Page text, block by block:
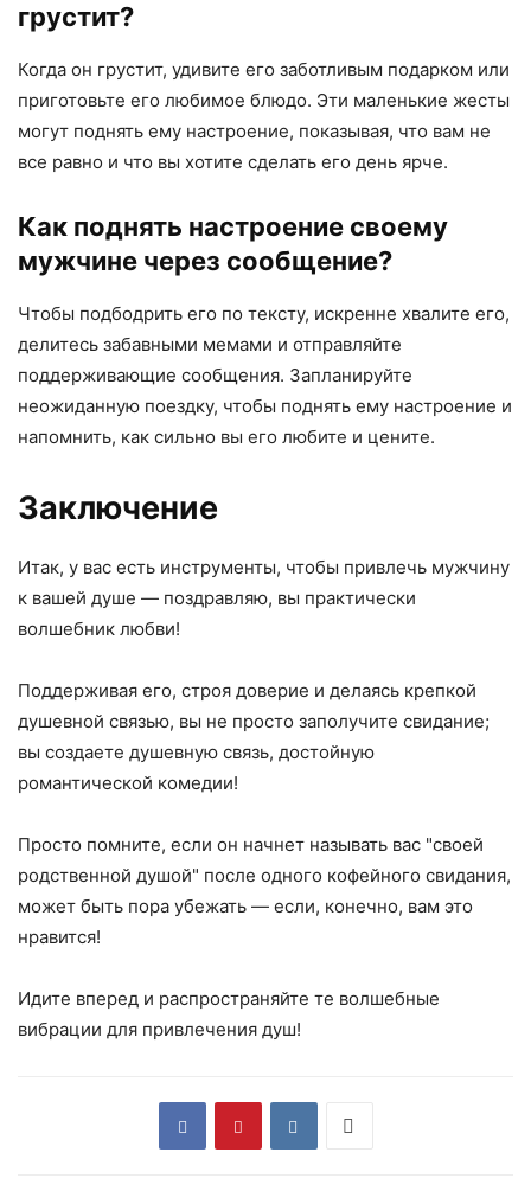
грустит?
Когда он грустит, удивите его заботливым подарком или
приготовьте его любимое блюдо. Эти маленькие жесты
могут поднять ему настроение, показывая, что вам не
все равно и что вы хотите сделать его день ярче.
Как поднять настроение своему
мужчине через сообщение?
Чтобы подбодрить его по тексту, искренне хвалите его,
делитесь забавными мемами и отправляйте
поддерживающие сообщения. Запланируйте
неожиданную поездку, чтобы поднять ему настроение и
напомнить, как сильно вы его любите и цените.
Заключение
Итак, у вас есть инструменты, чтобы привлечь мужчину
к вашей душе — поздравляю, вы практически
волшебник любви!
Поддерживая его, строя доверие и делаясь крепкой
душевной связью, вы не просто заполучите свидание;
вы создаете душевную связь, достойную
романтической комедии!
Просто помните, если он начнет называть вас "своей
родственной душой" после одного кофейного свидания,
может быть пора убежать — если, конечно, вам это
нравится!
Идите вперед и распространяйте те волшебные
вибрации для привлечения душ!